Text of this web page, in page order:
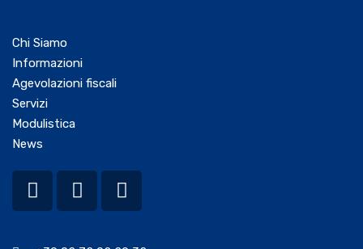
Chi Siamo
Informazioni
Agevolazioni fiscali
Servizi
Modulistica
News